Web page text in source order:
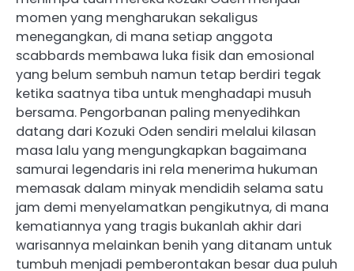
momen yang mengharukan sekaligus
menegangkan, di mana setiap anggota
scabbards membawa luka fisik dan emosional
yang belum sembuh namun tetap berdiri tegak
ketika saatnya tiba untuk menghadapi musuh
bersama. Pengorbanan paling menyedihkan
datang dari Kozuki Oden sendiri melalui kilasan
masa lalu yang mengungkapkan bagaimana
samurai legendaris ini rela menerima hukuman
memasak dalam minyak mendidih selama satu
jam demi menyelamatkan pengikutnya, di mana
kematiannya yang tragis bukanlah akhir dari
warisannya melainkan benih yang ditanam untuk
tumbuh menjadi pemberontakan besar dua puluh